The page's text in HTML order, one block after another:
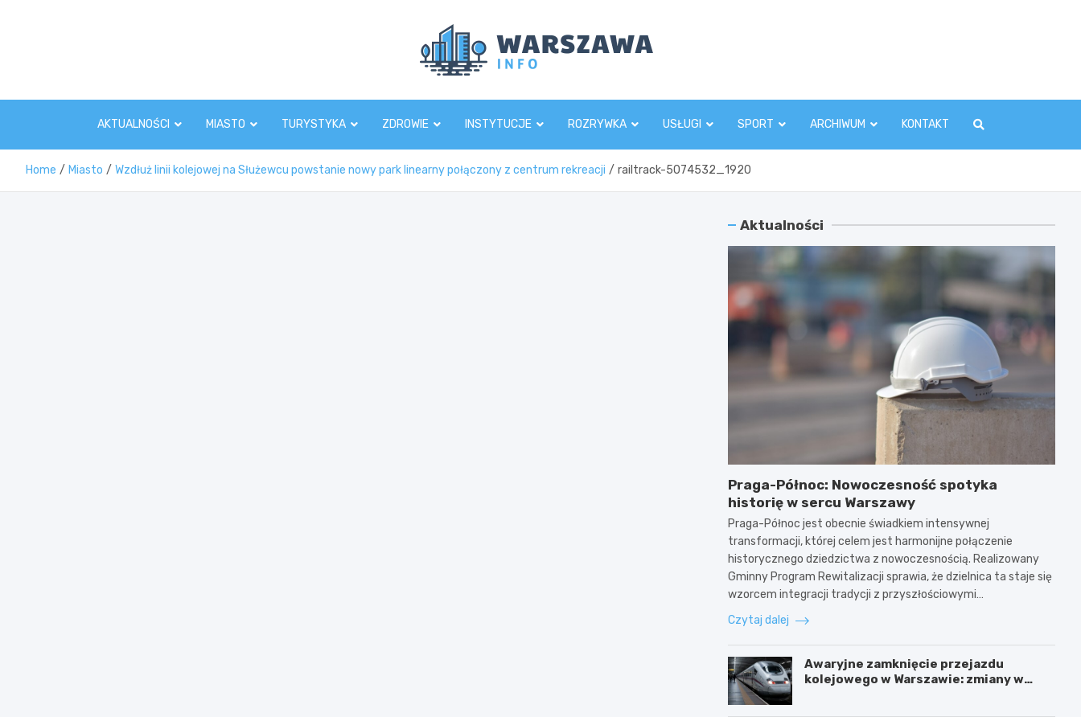
AKTUALNOŚCI MIASTO TURYSTYKA ZDROWIE INSTYTUCJE ROZRYWKA USŁUGI SPORT ARCHIWUM KONTAKT
Home Miasto Wzdłuż linii kolejowej na Służewcu powstanie nowy park linearny połączony z centrum rekreacji railtrack-5074532_1920
Aktualności
Praga-Północ: Nowoczesność spotyka
historię w sercu Warszawy
Praga-Północ jest obecnie świadkiem intensywnej
transformacji, której celem jest harmonijne połączenie
historycznego dziedzictwa z nowoczesnością. Realizowany
Gminny Program Rewitalizacji sprawia, że dzielnica ta staje się
wzorcem integracji tradycji z przyszłościowymi…
Czytaj dalej
Awaryjne zamknięcie przejazdu
kolejowego w Warszawie: zmiany w